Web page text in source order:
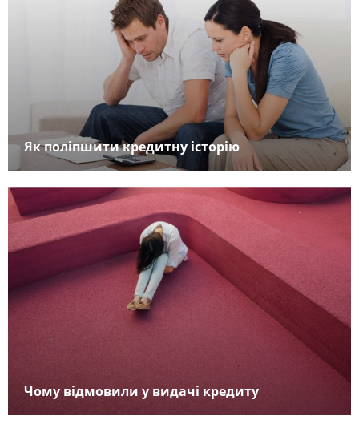
Як поліпшити кредитну історію
Чому відмовили у видачі кредиту